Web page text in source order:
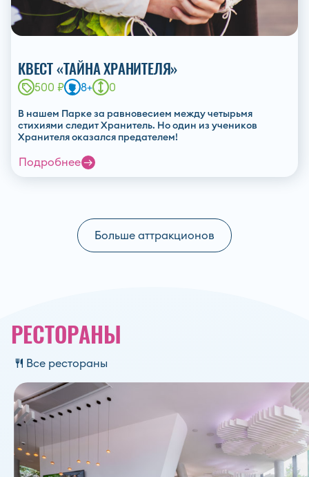
КВЕСТ «ТАЙНА ХРАНИТЕЛЯ»
500 ₽ 8+ 0
В нашем Парке за равновесием между четырьмя
стихиями следит Хранитель. Но один из учеников
Хранителя оказался предателем!
Подробнее
Больше аттракционов
РЕСТОРАНЫ
Все рестораны